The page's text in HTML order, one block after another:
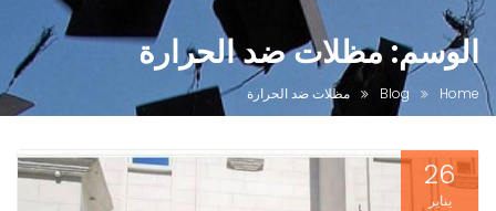
الوسم:مظلات ضد الحرارة
Home
Blog مظلات ضد الحرارة
26
يناير